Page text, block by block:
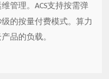
管理。 ACS支持按需弹
的按量付费模式。算力
品的负载。